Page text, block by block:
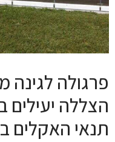
פרגולה
הצללה יעילים
תנאי האקלים